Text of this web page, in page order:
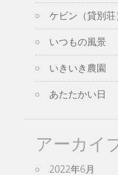
ケビン（貸別
いつもの風景
いきいき農園
あたたかい日
アーカイ
2022年6月